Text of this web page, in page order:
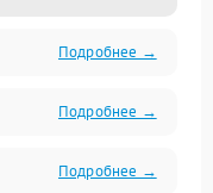
Подробнее →
Подробнее →
Подробнее →